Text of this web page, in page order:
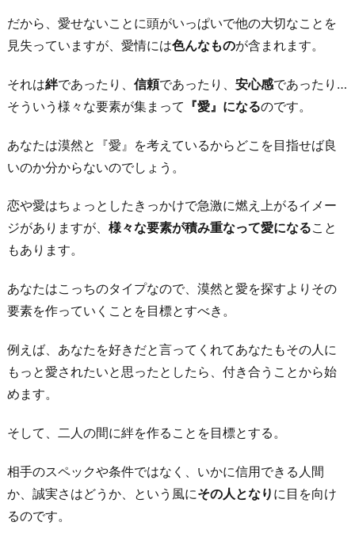
だから、愛せないことに頭がいっぱいで他の大切なことを
見失っていますが、愛情には色んなものが含まれます。
それは絆であったり、 信頼であったり、 安心感であったり…
そういう様々な要素が集まって 『愛』になるのです。
あなたは漠然と『愛』を考えているからどこを目指せば良
いのか分からないのでしょう。
恋や愛はちょっとしたきっかけで急激に燃え上がるイメー
ジがありますが、 様々な要素が積み重なって愛になること
もあります。
あなたはこっちのタイプなので、漠然と愛を探すよりその
要素を作っていくことを目標とすべき。
例えば、あなたを好きだと言ってくれてあなたもその人に
もっと愛されたいと思ったとしたら、付き合うことから始
めます。
そして、二人の間に絆を作ることを目標とする。
相手のスペックや条件ではなく、いかに信用できる人間
か、誠実さはどうか、という風にその人となり に目を向け
るのです。